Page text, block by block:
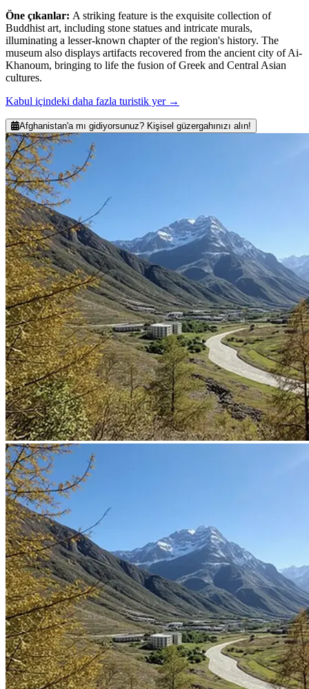
Öne çıkanlar: A striking feature is the exquisite collection of
Buddhist art, including stone statues and intricate murals,
illuminating a lesser-known chapter of the region's history. The
museum also displays artifacts recovered from the ancient city of Ai-
Khanoum, bringing to life the fusion of Greek and Central Asian
cultures.
Kabul içindeki daha fazla turistik yer→
Afghanistan'a mı gidiyorsunuz? Kişisel güzergahınızı alın!